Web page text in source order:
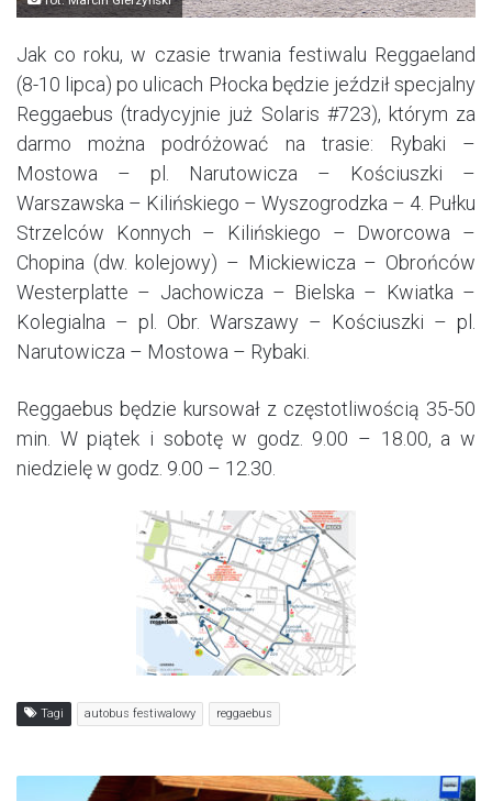
Jak co roku, w czasie trwania festiwalu Reggaeland
(8-10 lipca) po ulicach Płocka będzie jeździł specjalny
Reggaebus (tradycyjnie już Solaris #723), którym za
darmo można podróżować na trasie: Rybaki –
Mostowa – pl. Narutowicza – Kościuszki –
Warszawska – Kilińskiego – Wyszogrodzka – 4. Pułku
Strzelców Konnych – Kilińskiego – Dworcowa –
Chopina (dw. kolejowy) – Mickiewicza – Obrońców
Westerplatte – Jachowicza – Bielska – Kwiatka –
Kolegialna – pl. Obr. Warszawy – Kościuszki – pl.
Narutowicza – Mostowa – Rybaki.
Reggaebus będzie kursował z częstotliwością 35-50
min. W piątek i sobotę w godz. 9.00 – 18.00, a w
niedzielę w godz. 9.00 – 12.30.
Tagi autobus festiwalowy reggaebus